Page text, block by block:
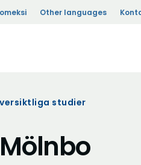
Other languages
studier